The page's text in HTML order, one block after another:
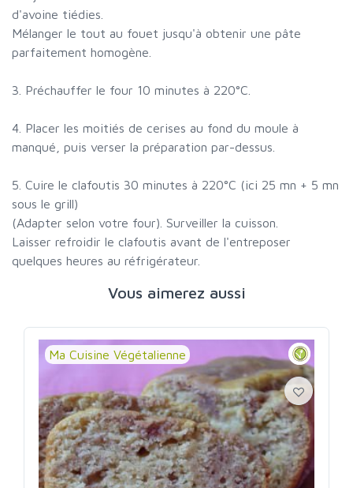
d'avoine tiédies.
Mélanger le tout au fouet jusqu'à obtenir une pâte
parfaitement homogène.
3. Préchauffer le four 10 minutes à 220°C.
4. Placer les moitiés de cerises au fond du moule à
manqué, puis verser la préparation par-dessus.
5. Cuire le clafoutis 30 minutes à 220°C (ici 25 mn + 5 mn
sous le grill)
(Adapter selon votre four). Surveiller la cuisson.
Laisser refroidir le clafoutis avant de l'entreposer
quelques heures au réfrigérateur.
Vous aimerez aussi
Ma Cuisine Végétalienne